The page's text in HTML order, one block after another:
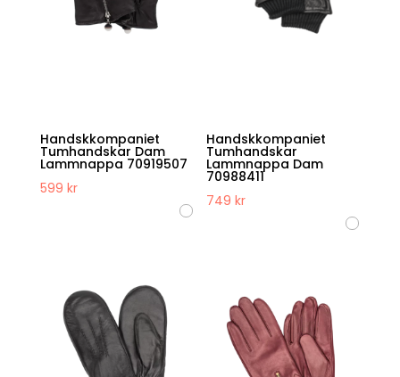
Handskkompaniet
Tumhandskar Dam
Lammnappa 70919507
599 kr
Handskkompaniet
Tumhandskar
Lammnappa Dam
70988411
749kr